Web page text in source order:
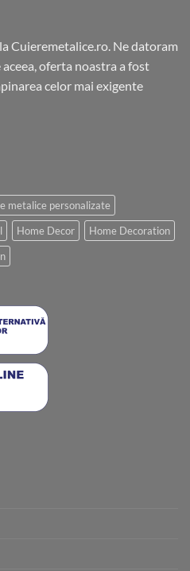
Cuieremetalice.ro. Ne datoram
oferta noastra a fost
celor mai exigente
metalice personalizate
Home Decor
Home Decoration